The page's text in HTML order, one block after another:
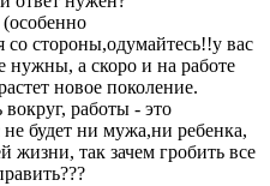
стороны,одумайтесь!!у вас
а скоро и на работе
новое поколение.
работы - это
не будет ни мужа,ни ребенка,
жизни, так зачем гробить все